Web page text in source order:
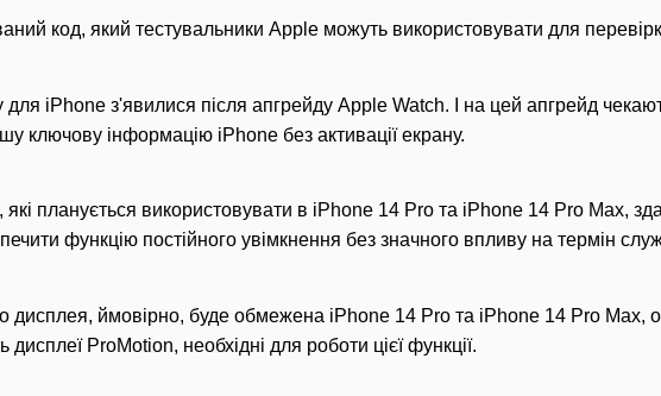
код, який тестувальники Apple можуть використовувати для
для iPhone з'явилися після апгрейду Apple Watch. І на цей апгрейд
ключову інформацію iPhone без активації екрану.
планується використовувати в iPhone 14 Pro та iPhone 14 Pro Max,
функцію постійного увімкнення без значного впливу на термін
дисплея, ймовірно, буде обмежена iPhone 14 Pro та iPhone 14 Pro Max,
ProMotion, необхідні для роботи цієї функції.